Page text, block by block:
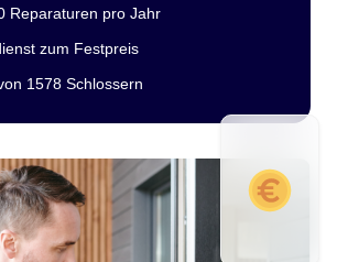
Reparaturen pro Jahr
zum Festpreis
1578 Schlossern